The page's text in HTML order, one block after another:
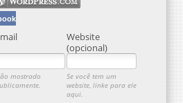
Website
(opcional)
mostrado
Se você tem um
website, linke para ele
aqui.